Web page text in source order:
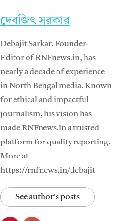
দেবজিৎ সরকার
Debajit Sarkar, Founder-
Editor of RNFnews.in, has
nearly a decade of experience
in North Bengal media. Known
for ethical and impactful
journalism, his vision has
made RNFnews.in a trusted
platform for quality reporting.
More at
https://rnfnews.in/debajit
See author's posts